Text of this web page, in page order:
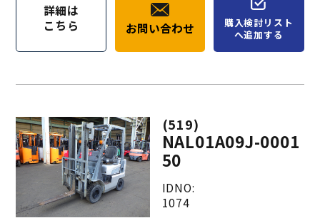
詳細は
こちら
お問い合わせ
購入検討リスト
へ追加する
(519)
NAL01A09J-0001
50
IDNO:
1074